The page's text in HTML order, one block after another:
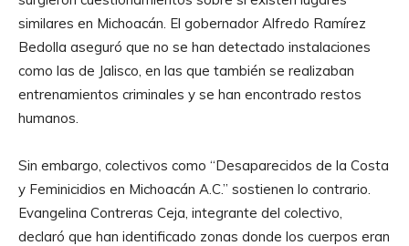
similares en Michoacán. El gobernador Alfredo Ramírez
Bedolla aseguró que no se han detectado instalaciones
como las de Jalisco, en las que también se realizaban
entrenamientos criminales y se han encontrado restos
humanos.
Sin embargo, colectivos como “Desaparecidos de la Costa
y Feminicidios en Michoacán A.C.” sostienen lo contrario.
Evangelina Contreras Ceja, integrante del colectivo,
declaró que han identificado zonas donde los cuerpos eran